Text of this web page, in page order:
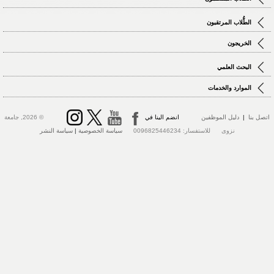
الطُّلاب المرتقبون
الخريجون
البحث العلمي
الموارد والخدمات
اتصل بنا | دليل الموظفين انضم الينا في
© 2026, جامعة
نزوى للاستفسار: 0096825446234
سياسة الخصوصية |سياسة النشر